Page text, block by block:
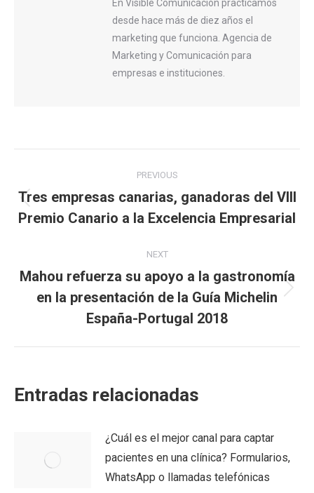
En Visible Comunicación practicamos
desde hace más de diez años el
marketing que funciona. Agencia de
Marketing y Comunicación para
empresas e instituciones.
navigation
PREVIOUS
Previous
post:
Tres empresas canarias, ganadoras del VIII
Premio Canario a la Excelencia Empresarial
NEXT
Next
post:
Mahou refuerza su apoyo a la gastronomía
en la presentación de la Guía Michelin
España-Portugal 2018
Entradas relacionadas
¿Cuál es el mejor canal para captar
pacientes en una clínica? Formularios,
WhatsApp o llamadas telefónicas